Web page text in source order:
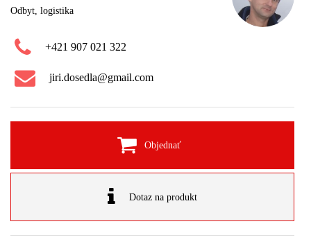
Odbyt, logistika
+421 907 021 322
jiri.dosedla@gmail.com
Objednať
Dotaz na produkt